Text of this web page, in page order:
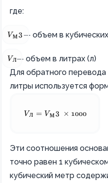
где:
V_{\text{м}^3}
Vм 3— объем в
V_{\text{л}}
Vл— объем в литрах (л)
Для обратного перевода
литры используется
V_{\text{л}} =
Vл = Vм 3 × 1000
Эти соотношения
точно равен 1
кубический метр